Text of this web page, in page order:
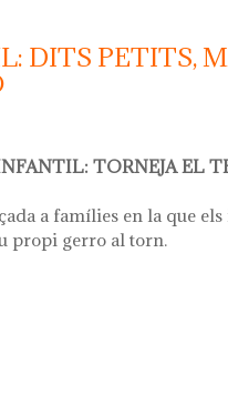
DITS PETITS,
TORNEJA EL
a famílies en la que
propi gerro al torn.
petits, mans expertes: